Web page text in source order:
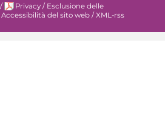
/ Privacy / Esclusione delle
Accessibilità del sito web / XML-rss